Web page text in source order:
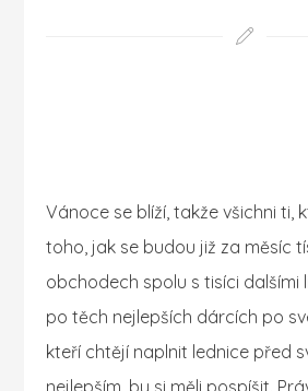
Vánoce se blíží, takže všichni ti,
toho, jak se budou již za měsíc
obchodech spolu s tisíci dalšími
po těch nejlepších dárcích po
kteří chtějí naplnit lednice před